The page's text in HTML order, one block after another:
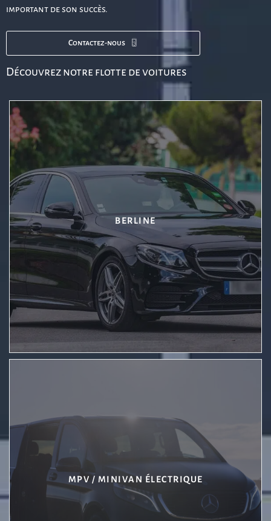
important de son succès.
Contactez-nous
Découvrez notre flotte de voitures
BERLINE
MPV / MINIVAN ÉLECTRIQUE